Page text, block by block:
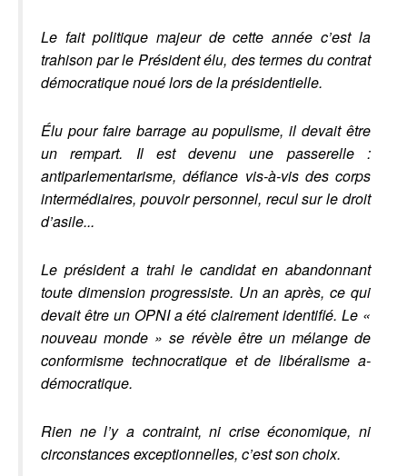
Le fait politique majeur de cette année c’est la
trahison par le Président élu, des termes du contrat
démocratique noué lors de la présidentielle.
Élu pour faire barrage au populisme, il devait être
un rempart. Il est devenu une passerelle:
antiparlementarisme, défiance vis-à-vis des corps
intermédiaires, pouvoir personnel, recul sur le droit
d’asile...
Le président a trahi le candidat en abandonnant
toute dimension progressiste. Un an après, ce qui
devait être un OPNI a été clairement identifié. Le «
nouveau monde » se révèle être un mélange de
conformisme technocratique et de libéralisme a-
démocratique.
Rien ne l’y a contraint, ni crise économique, ni
circonstances exceptionnelles, c’est son choix.